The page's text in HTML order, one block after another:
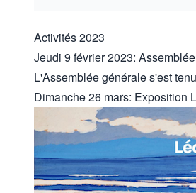
Activités 2023
Jeudi 9 février 2023:
L'Assemblée générale s'est
Dimanche 26 mars: Exposition